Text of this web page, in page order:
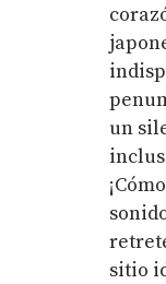
un
sitio